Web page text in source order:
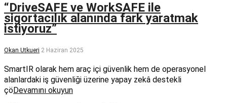
“DriveSAFE ve WorkSAFE ile
sigortacılık alanında fark yaratmak
istiyoruz”
Okan Utkueri 2 Haziran 2025
SmartIR olarak hem araç içi güvenlik hem de operasyonel
alanlardaki iş güvenliği üzerine yapay zekâ destekli
çöDevamını okuyun